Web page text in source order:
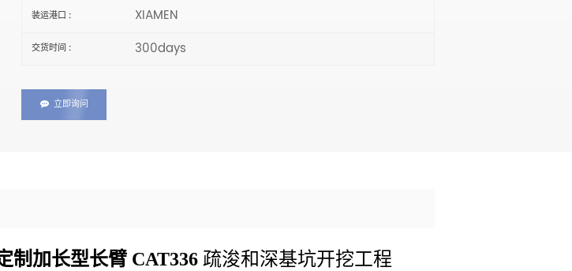
装运港口 : XIAMEN
交货时间 : 300days
立即询问
制加长型长臂 CAT336 疏浚和深基坑开挖工程